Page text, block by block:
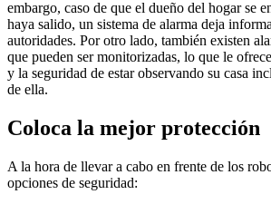
embargo, caso de que el dueño del hogar se
haya salido, un sistema de alarma deja
autoridades. Por otro lado, también existen
que pueden ser monitorizadas, lo que le
y la seguridad de estar observando su casa
de ella.
Coloca la mejor protección
A la hora de llevar a cabo en frente de los
opciones de seguridad: